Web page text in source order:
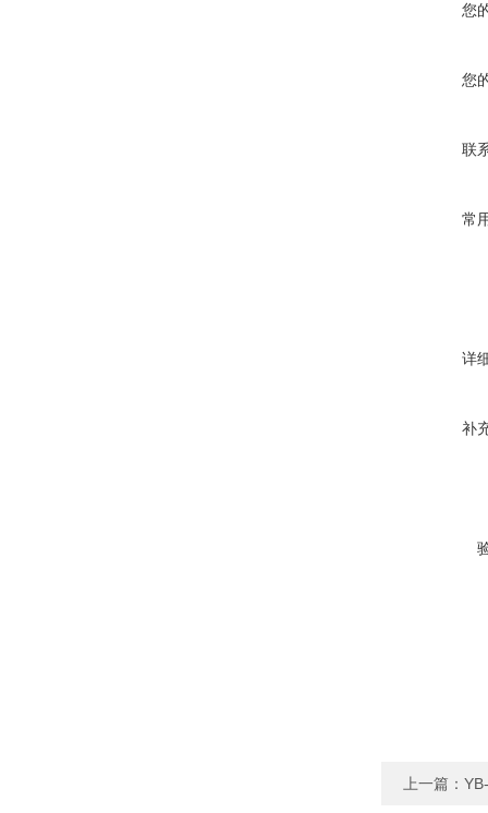
您
您
联
常
详
补
上一篇：